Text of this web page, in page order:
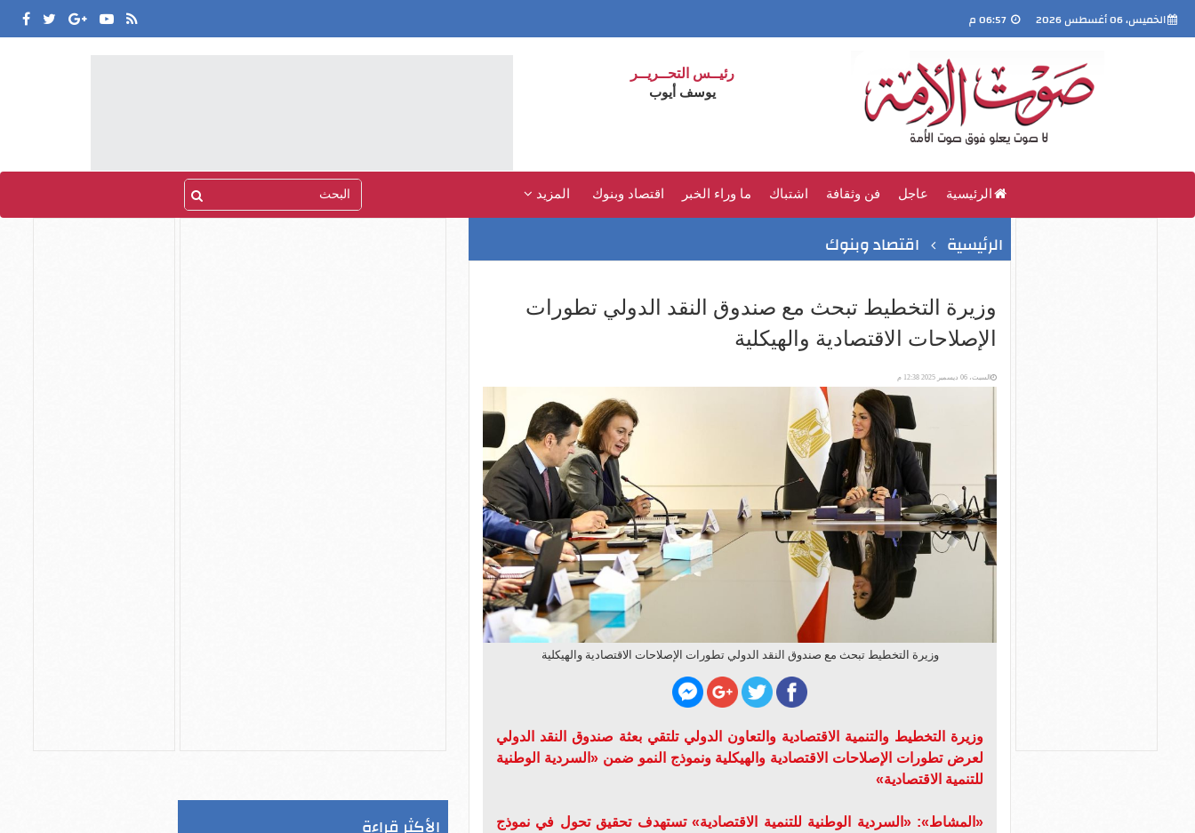
الخميس، 06 أغسطس 2026
رئيــس التحــريــر
يوسف أيوب
الرئيسية عاجل فن وثقافة اشتباك ما وراء الخبر اقتصاد وبنوك المزيد
الرئيسية اقتصاد وبنوك
وزيرة التخطيط تبحث مع صندوق النقد الدولي تطورات
الإصلاحات الاقتصادية والهيكلية
السبت، 06 ديسمبر 2025 12:38 م
وزيرة التخطيط تبحث مع صندوق النقد الدولي تطورات الإصلاحات الاقتصادية والهيكلية
وزيرة التخطيط والتنمية الاقتصادية والتعاون الدولي تلتقي بعثة صندوق النقد الدولي
لعرض تطورات الإصلاحات الاقتصادية والهيكلية ونموذج النمو ضمن «السردية الوطنية
للتنمية الاقتصادية»
«المشاط»: «السردية الوطنية للتنمية الاقتصادية» تستهدف تحقيق تحول في نموذج
الأكثر قراءة